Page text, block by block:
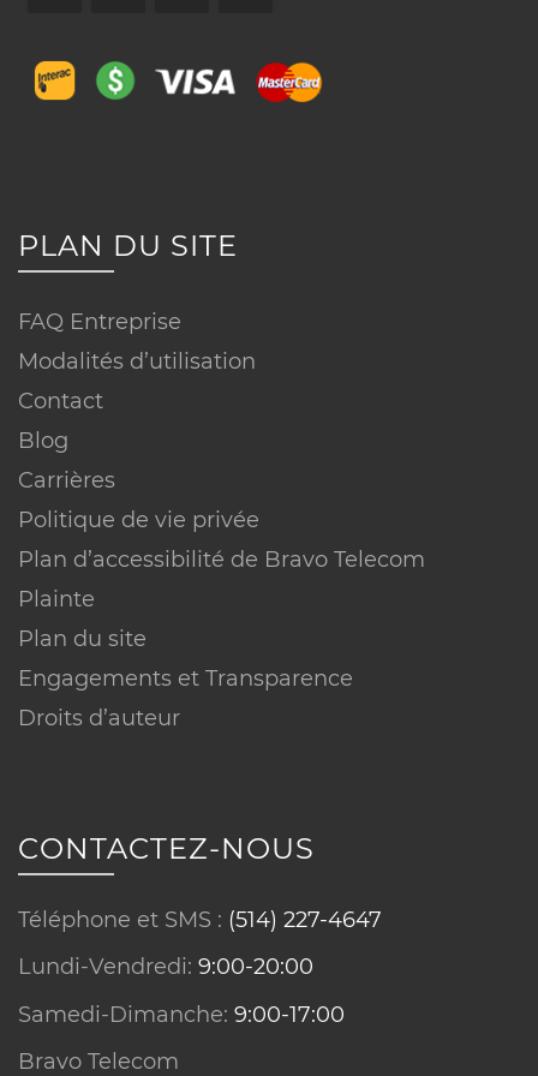
PLAN DU SITE
FAQ Entreprise
Modalités d’utilisation
Contact
Blog
Carrières
Politique de vie privée
Plan d’accessibilité de Bravo Telecom
Plainte
Plan du site
Engagements et Transparence
Droits d’auteur
CONTACTEZ-NOUS
Téléphone et SMS : (514) 227-4647
Lundi-Vendredi: 9:00-20:00
Samedi-Dimanche: 9:00-17:00
Bravo Telecom
PARTAGEZ VOTRE EXPÉRIENCE